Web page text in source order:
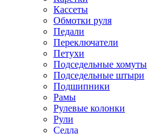
Кассеты
Обмотки руля
Педали
Переключатели
Петухи
Подседельные хомуты
Подседельные штыри
Подшипники
Рамы
Рулевые колонки
Рули
Седла